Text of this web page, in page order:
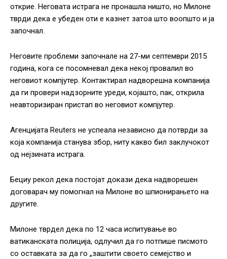
открие. Неговата истрага не пронашла ништо, но Милоне
тврди дека е убеден оти е казнет затоа што воопшто и ја
започнал.
Неговите проблеми започнале на 27-ми септември 2015
година, кога се посомневал дека некој провалил во
неговиот компјутер. Контактирал надворешна компанија
да ги провери надзорните уреди, којашто, пак, открила
неавторизиран пристап во неговиот компјутер.
Агенцијата Reuters не успеала независно да потврди за
која компанија станува збор, ниту какво бил заклучокот
од нејзината истрага.
Бециу рекол дека постојат докази дека надворешен
договарач му помогнал на Милоне во шпионирањето на
другите.
Милоне тврдел дека по 12 часа испитување во
ватиканската полиција, одлучил да го потпише писмото
со оставката за да го „заштити своето семејство и